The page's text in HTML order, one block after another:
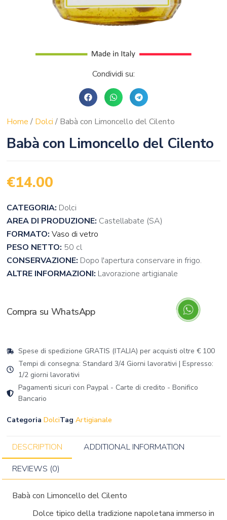
Condividi su:
Home / Dolci / Babà con Limoncello del Cilento
Babà con Limoncello del Cilento
€14.00
CATEGORIA: Dolci
AREA DI PRODUZIONE: Castellabate (SA)
FORMATO:Vaso di vetro
PESO NETTO: 50 cl
CONSERVAZIONE: Dopo l'apertura conservare in frigo.
ALTRE INFORMAZIONI: Lavorazione artigianale
Compra su WhatsApp
Spese di spedizione GRATIS (ITALIA) per acquisti oltre € 100
Tempi di consegna: Standard 3/4 Giorni lavorativi | Espresso:
1/2 giorni lavorativi
Pagamenti sicuri con Paypal - Carte di credito - Bonifico
Bancario
Categoria DolciTag Artigianale
DESCRIPTION
ADDITIONAL INFORMATION
REVIEWS (0)
Babà con Limoncello del Cilento
Dolce tipico della tradizione napoletana immerso in